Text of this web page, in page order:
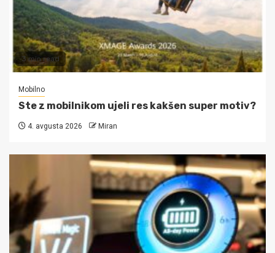
3 min read
Mobilno
Ste z mobilnikom ujeli res kakšen super motiv?
4. avgusta 2026 Miran